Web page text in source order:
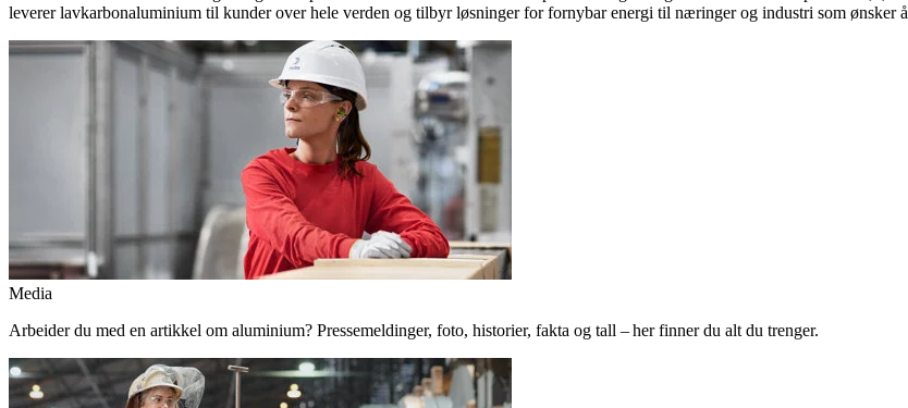
leverer lavkarbonaluminium til kunder over hele verden og tilbyr løsninger for fornybar energi til næringer og industri som ønsker
Media
Arbeider du med en artikkel om aluminium? Pressemeldinger, foto, historier, fakta og tall – her finner du alt du trenger.